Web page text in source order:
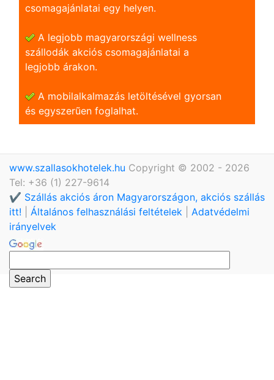
csomagajánlatai egy helyen.
A legjobb magyarországi wellness
szállodák akciós csomagajánlatai a
legjobb árakon.
A mobilalkalmazás letöltésével gyorsan
és egyszerũen foglalhat.
www.szallasokhotelek.hu Copyright © 2002 - 2026
Tel: +36 (1) 227-9614
✔️ Szállás akciós áron Magyarországon, akciós szállás
itt!
Általános felhasználási feltételek
Adatvédelmi
irányelvek